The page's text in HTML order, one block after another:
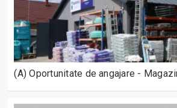
(A) Oportunitate de angajare -